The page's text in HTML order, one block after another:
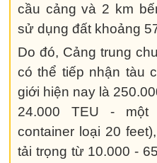
cầu cảng và 2 km
sử dụng đất khoảng
Do đó, Cảng trung
có thể tiếp nhận tàu
giới hiện nay là
24.000 TEU - một
container loại 20
tải trọng từ 10.000 -